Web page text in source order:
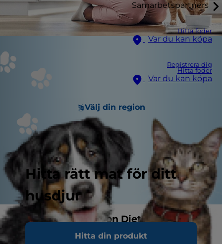
Samarbetspartners
Hitta foder
Var du kan köpa
Registrera dig
Hitta foder
Var du kan köpa
Välj din region
Hitta rätt mat för ditt
husdjur
Hitta din produkt
Köp Prescription Diet våtfoder